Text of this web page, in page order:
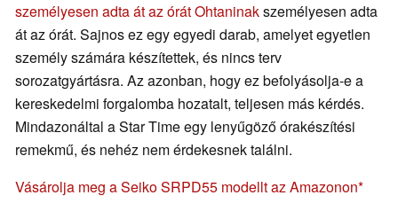
személyesen adta át az órát Ohtaninakszemélyesen adta
át az órát. Sajnos ez egy egyedi darab, amelyet egyetlen
személy számára készítettek, és nincs terv
sorozatgyártásra. Az azonban, hogy ez befolyásolja-e a
kereskedelmi forgalomba hozatalt, teljesen más kérdés.
Mindazonáltal a Star Time egy lenyűgöző órakészítési
remekmű, és nehéz nem érdekesnek találni.
Vásárolja meg a Seiko SRPD55 modellt az Amazonon